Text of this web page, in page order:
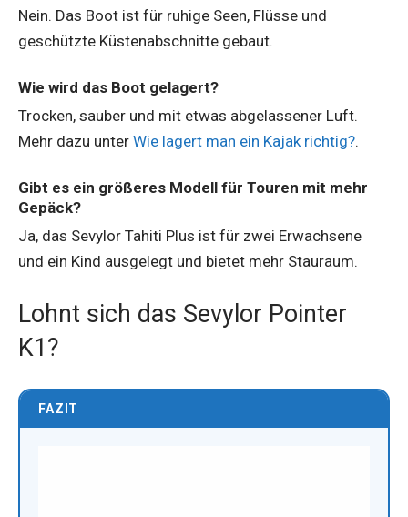
Nein. Das Boot ist für ruhige Seen, Flüsse und
geschützte Küstenabschnitte gebaut.
Wie wird das Boot gelagert?
Trocken, sauber und mit etwas abgelassener Luft.
Mehr dazu unter Wie lagert man ein Kajak richtig?.
Gibt es ein größeres Modell für Touren mit mehr
Gepäck?
Ja, das Sevylor Tahiti Plus ist für zwei Erwachsene
und ein Kind ausgelegt und bietet mehr Stauraum.
Lohnt sich das Sevylor Pointer
K1?
FAZIT